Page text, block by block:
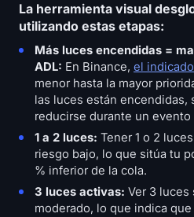
La herramienta visual
utilizando estas etapas:
Más luces encendidas =
ADL: En Binance, el
menor hasta la mayor
las luces están encendidas,
reducirse durante un evento
1 a 2 luces: Tener 1 o 2
riesgo bajo, lo que sitúa tu
% inferior de la cola.
3 luces activas: Ver 3 luces
moderado, lo que indica